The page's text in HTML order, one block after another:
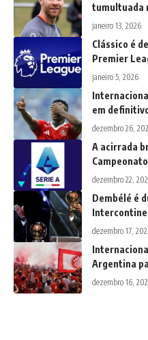
tumultuada
janeiro 13, 2026
Clássico é
Premier
janeiro 5, 2026
em
dezembro 26,
A acirrada
dezembro 22,
Dembélé é
dezembro 17,
Argentina
dezembro 16,